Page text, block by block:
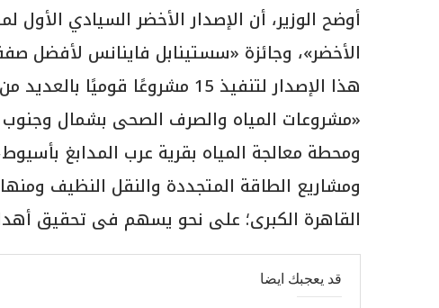
أوضح الوزير، أن الإصدار الأخضر السيادي الأول
الأخضر»، وجائزة «سستينابل فاينانس لأفضل
هذا الإصدار لتنفيذ 15 مشروعًا
«مشروعات المياه والصرف الصحى بشمال وجنوب
ومحطة معالجة المياه بقرية عرب المدابغ
ومشاريع الطاقة المتجددة والنقل النظيف
القاهرة الكبرى؛ على نحو يسهم فى تحقيق
قد يعجبك ايضا